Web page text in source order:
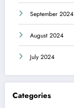
September 2024
August 2024
July 2024
Categories